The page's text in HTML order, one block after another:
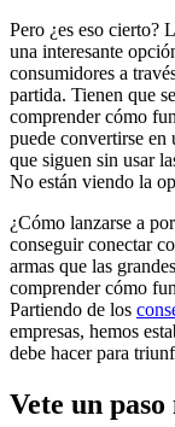
Pero ¿es eso cierto?
una interesante
consumidores a
partida. Tienen que
comprender cómo
puede convertirse
que siguen sin usar
No están viendo la
¿Cómo lanzarse a
conseguir conectar
armas que las
comprender cómo
Partiendo de los
empresas, hemos
debe hacer para
Vete un